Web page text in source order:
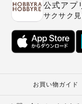
公式アプ
サクサク
お買い物ガイド